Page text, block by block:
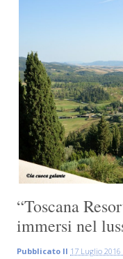
“Toscana
immersi nel
Pubblicato Il 17 Luglio 2016